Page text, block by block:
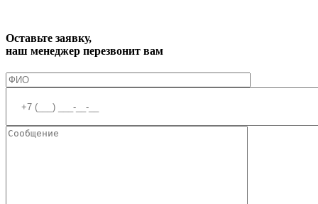
Оставьте заявку,
наш менеджер перезвонит вам